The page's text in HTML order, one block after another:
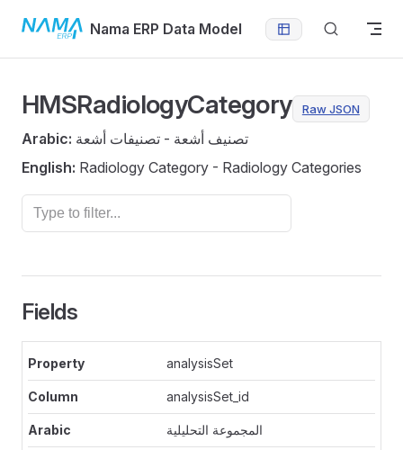
Skip to contentNama ERP Data Model
HMSRadiologyCategory Raw JSON
Arabic: تصنيف أشعة - تصنيفات أشعة
English: Radiology Category - Radiology Categories
Fields
analysisSet
analysisSet_id
المجموعة التحليلية